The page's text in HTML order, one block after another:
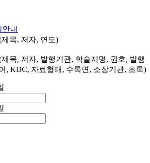
내
목, 저자, 연도)
목, 저자, 발행기관, 학술지명, 권호, 발행
, KDC, 자료형태, 수록면, 소장기관, 초록)